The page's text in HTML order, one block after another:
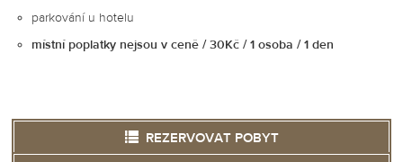
parkování u hotelu
místní poplatky nejsou v ceně / 30Kč / 1 osoba / 1 den
REZERVOVAT POBYT